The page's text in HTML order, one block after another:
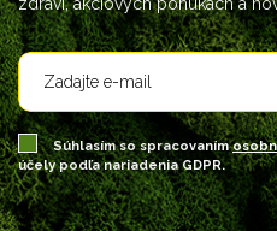
Súhlasím so spracovaním
účely podľa nariadenia GDPR.